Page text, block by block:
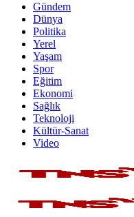
Gündem
Dünya
Politika
Yerel
Yaşam
Spor
Eğitim
Ekonomi
Sağlık
Teknoloji
Kültür-Sanat
Video